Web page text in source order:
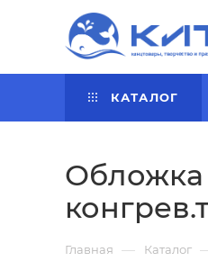
КАТАЛОГ
Обложка
Главная — Каталог